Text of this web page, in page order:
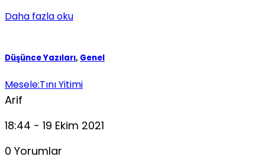
Daha fazla oku
Düşünce Yazıları, Genel
Mesele:Tını Yitimi
Arif
18:44 - 19 Ekim 2021
0 Yorumlar